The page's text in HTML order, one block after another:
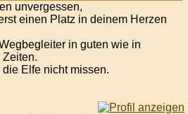
unvergessen,
einen Platz in deinem Herzen
in guten wie in
die Elfe nicht missen.